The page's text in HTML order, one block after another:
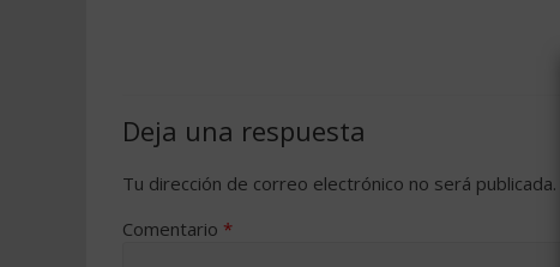
Deja una respuesta
Tu dirección de correo electrónico no será publicada.
Comentario *